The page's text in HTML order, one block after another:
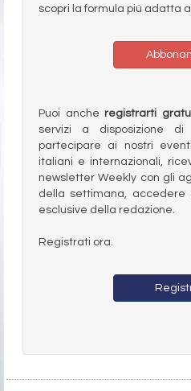
scopri la formula più adatta
Puoi anche registrarti
servizi a disposizione
partecipare ai nostri
italiani e internazionali,
newsletter Weekly con gli
della settimana, accedere
esclusive della redazione.
Registrati ora.